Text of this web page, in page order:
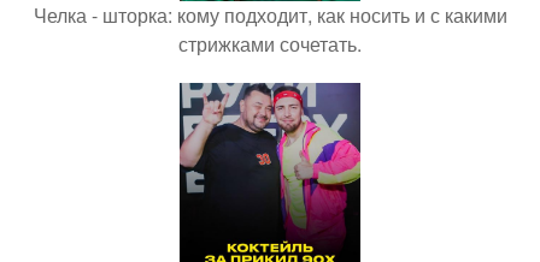
Челка - шторка: кому подходит, как носить и с какими
стрижками сочетать.